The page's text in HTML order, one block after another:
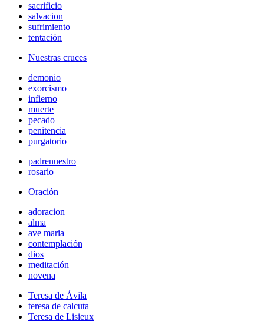
sacrificio
salvacion
sufrimiento
tentación
Nuestras cruces
demonio
exorcismo
infierno
muerte
pecado
penitencia
purgatorio
padrenuestro
rosario
Oración
adoracion
alma
ave maria
contemplación
dios
meditación
novena
Teresa de Ávila
teresa de calcuta
Teresa de Lisieux